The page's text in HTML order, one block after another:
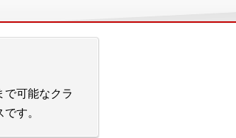
で可能なクラ
す。